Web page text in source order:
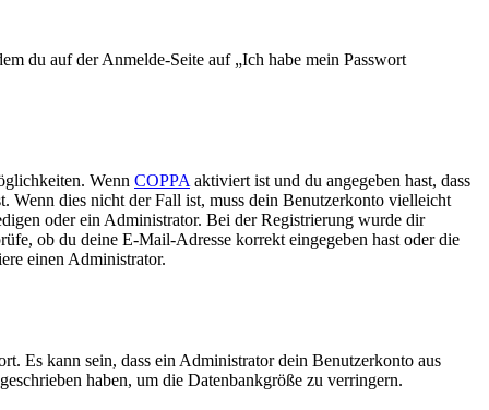
du auf der Anmelde-Seite auf „Ich habe mein Passwort
Wenn COPPA aktiviert ist und du angegeben hast, dass
Wenn dies nicht der Fall ist, muss dein Benutzerkonto vielleicht
oder ein Administrator. Bei der Registrierung wurde dir
ob du deine E-Mail-Adresse korrekt eingegeben hast oder die
einen Administrator.
Es kann sein, dass ein Administrator dein Benutzerkonto aus
haben, um die Datenbankgröße zu verringern.